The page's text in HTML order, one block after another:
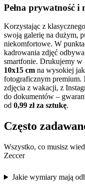
Pełna prywatność i
Korzystając z
swoją galerię na dużym,
niekomfortowe. W
kadrowania zdjęć
smartfonie. Drukujemy w
10x15 cm na wysokiej
fotograficznym premium.
zdjęcia z wakacji, z
do dokumentów –
od 0,99 zł za sztukę.
Często
Wszystko, co musisz
Zeccer
Jakie wymiary mają